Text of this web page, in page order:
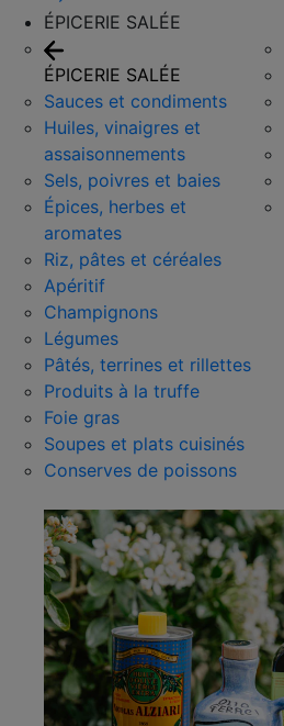
ÉPICERIE SALÉE
ÉPICERIE SALÉE
Sauces et condiments
Huiles, vinaigres et
assaisonnements
Sels, poivres et baies
Épices, herbes et
aromates
Riz, pâtes et céréales
Apéritif
Champignons
Légumes
Pâtés, terrines et rillettes
Produits à la truffe
Foie gras
Soupes et plats cuisinés
Conserves de poissons